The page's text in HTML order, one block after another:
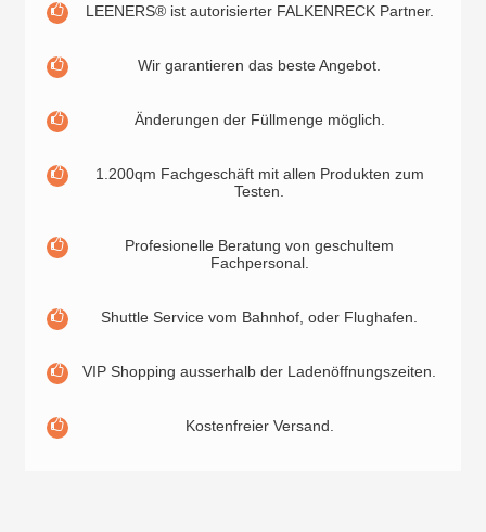
LEENERS® ist autorisierter FALKENRECK Partner.
Wir garantieren das beste Angebot.
Änderungen der Füllmenge möglich.
1.200qm Fachgeschäft mit allen Produkten zum
Testen.
Profesionelle Beratung von geschultem
Fachpersonal.
Shuttle Service vom Bahnhof, oder Flughafen.
VIP Shopping ausserhalb der Ladenöffnungszeiten.
Kostenfreier Versand.